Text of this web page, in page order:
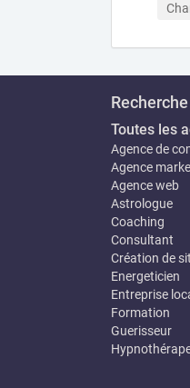
Toutes les
Agence de
Agence
Agence web
Astrologue
Coaching
Consultant
Création de
Energeticien
Entreprise
Formation
Guerisseur